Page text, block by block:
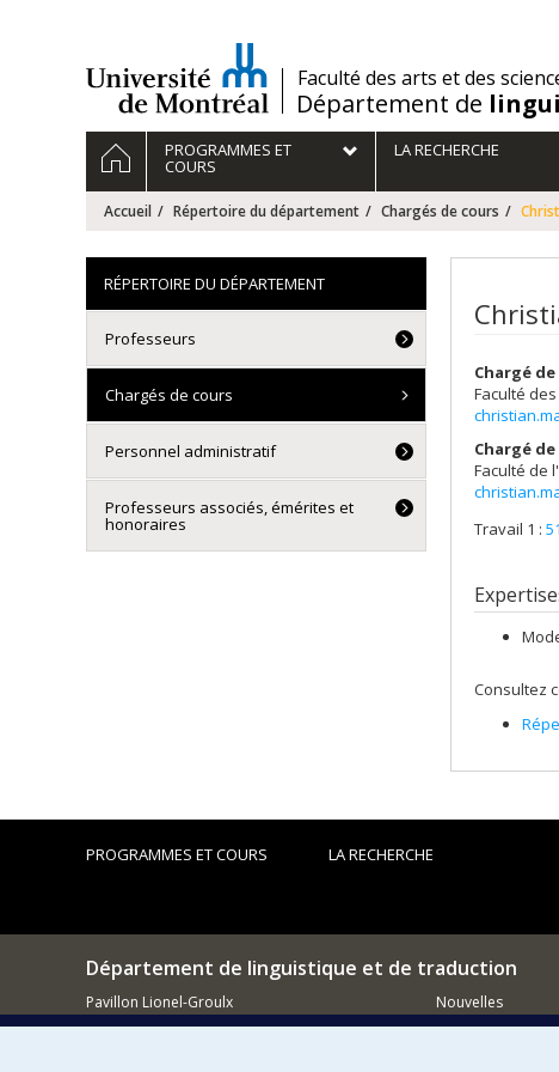
/Faculté des arts et des
Département de
Navigation
principale
ACCUEILPROGRAMMES ET
COURS
LA RECHERCHE
Accueil Répertoire du département Chargés de cours
Chargé
Faculté
Chargé
Faculté de
Travail 1 :
Consultez
RÉPERTOIRE DU DÉPARTEMENT
Professeurs
Chargés de cours
Personnel administratif
Professeurs associés, émérites et
honoraires
PROGRAMMES ET COURS LA RECHERCHE
Département de linguistique et de traduction
Pavillon Lionel-Groulx
3150, rue Jean-Brillant
Nouvelles